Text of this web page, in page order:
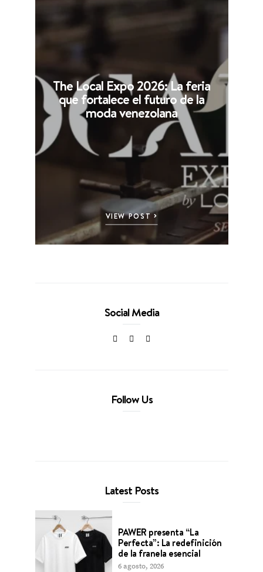
The Local Expo 2026: La feria
que fortalece el futuro de la
moda venezolana
VIEW POST
Social Media
Follow Us
Latest Posts
PAWER presenta “La
Perfecta”: La redefinición
de la franela esencial
6 agosto, 2026